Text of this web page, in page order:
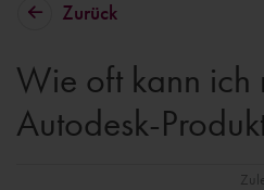
Zurück
Wie oft kann ich
Autodesk-